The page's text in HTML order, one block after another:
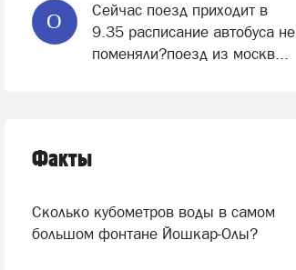
О
Сейчас поезд приходит в
9.35 расписание автобуса не
поменяли?поезд из москв...
Факты
Сколько кубометров воды в самом
большом фонтане Йошкар-Олы?